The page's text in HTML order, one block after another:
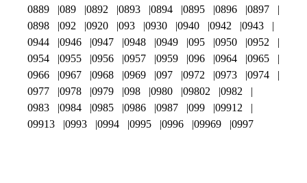
0889
089 0892 0893 0894 0895 0896
0897
0898
092 0920 093 0930 0940 0942
0943
0944
0946 0947 0948 0949 095 0950
0952
0954
0955 0956 0957 0959 096 0964
0965
0966
0967 0968 0969 097 0972 0973
0974
0977
0978 0979 098 0980 09802
0982
0983
0984 0985 0986 0987 099
09912
09913
0993 0994 0995 0996 09969 0997